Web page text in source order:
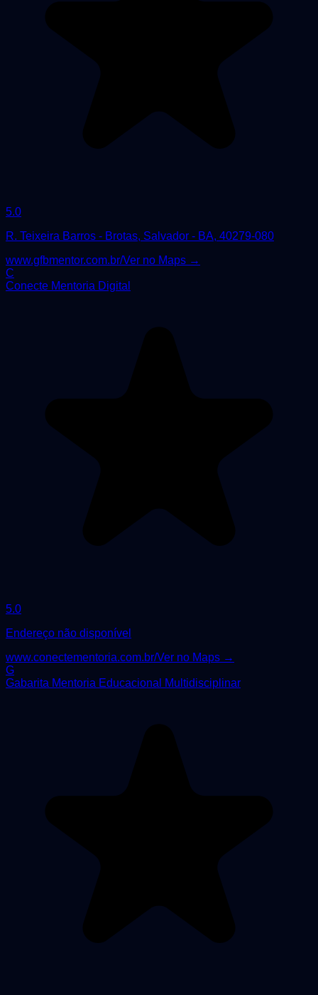
5.0
R. Teixeira Barros - Brotas, Salvador - BA, 40279-080
www.gfbmentor.com.br/Ver no Maps →
C
Conecte Mentoria Digital
5.0
Endereço não disponível
www.conectementoria.com.br/Ver no Maps →
G
Gabarita Mentoria Educacional Multidisciplinar